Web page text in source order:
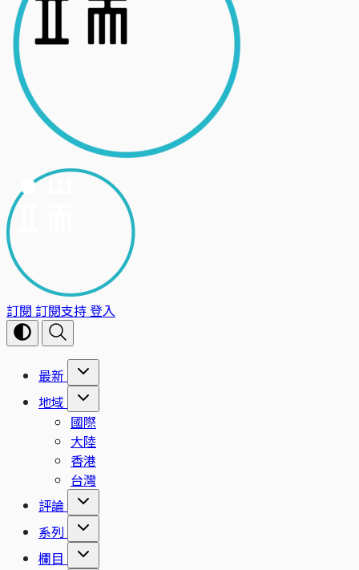
訂閱 訂閱支持登入
最新
地域
國際
大陸
香港
台灣
評論
系列
欄目